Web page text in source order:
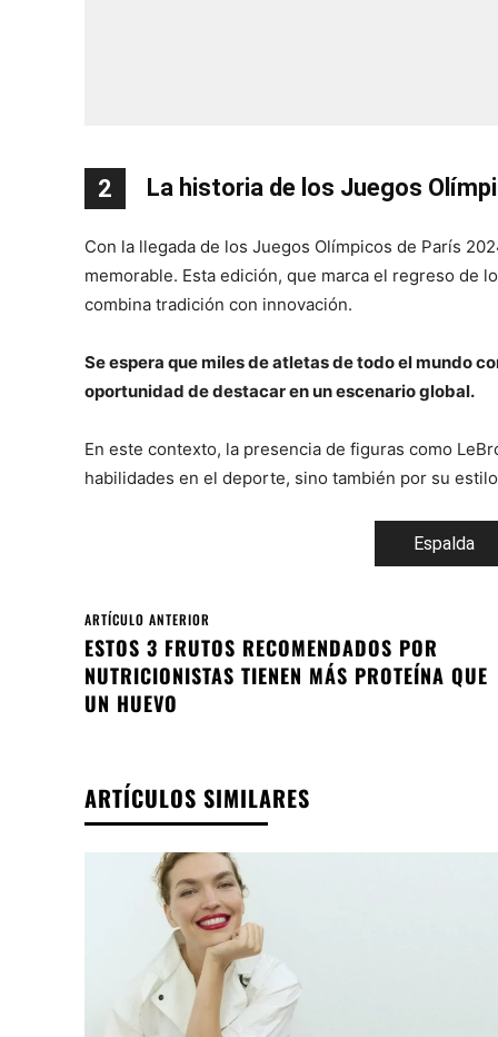
2 La historia de los Juegos
Con la llegada de los Juegos Olímpicos de París
memorable. Esta edición, que marca el regreso de
combina tradición con innovación.
Se espera que miles de atletas de todo el mundo
oportunidad de destacar en un escenario global.
En este contexto, la presencia de figuras como
habilidades en el deporte, sino también por su
Espalda
ARTÍCULO ANTERIOR
ESTOS 3 FRUTOS RECOMENDADOS POR
NUTRICIONISTAS TIENEN MÁS PROTEÍNA QUE
UN HUEVO
ARTÍCULOS SIMILARES